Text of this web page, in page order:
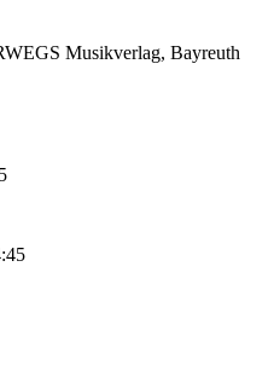
Musikverlag, Bayreuth